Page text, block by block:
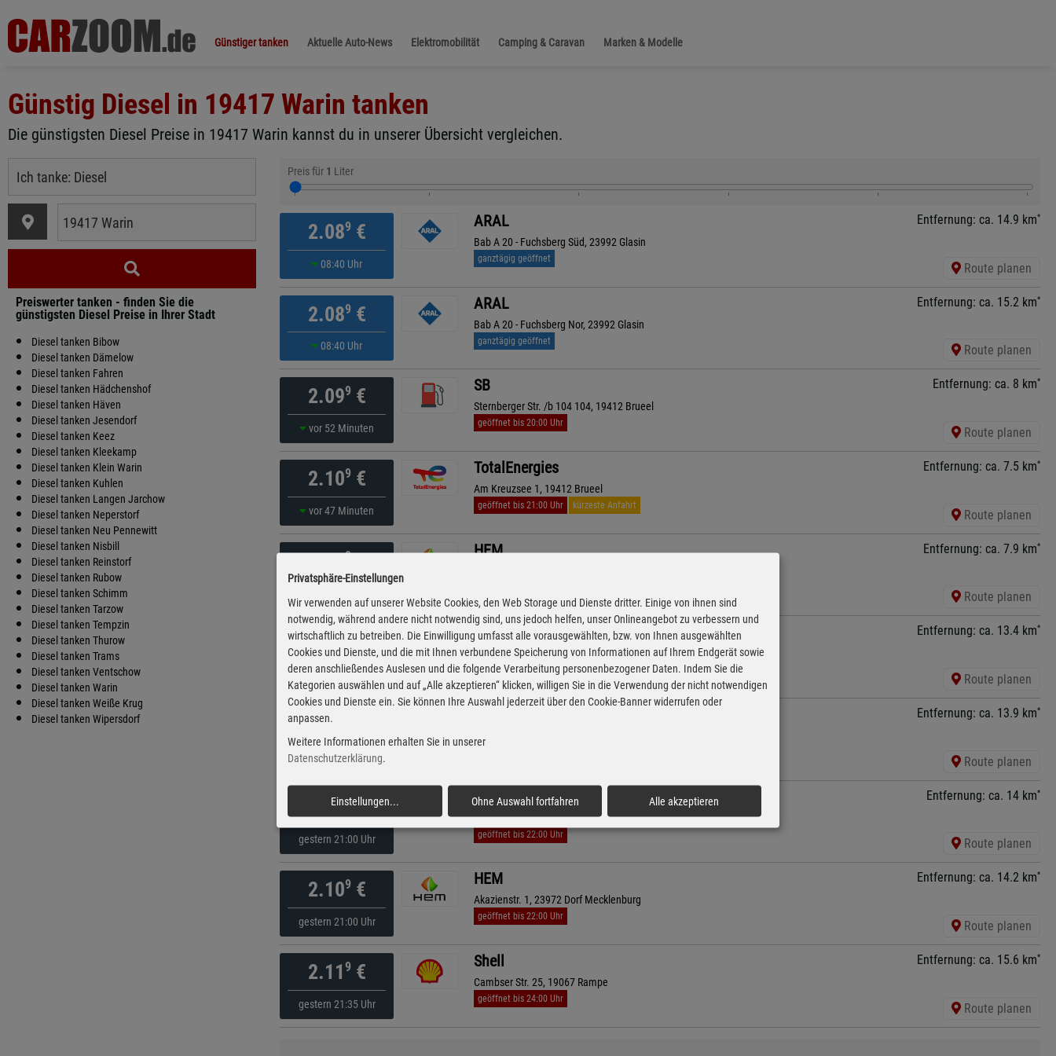
Günstiger tanken Aktuelle Auto-News Elektromobilität Camping & Caravan Marken & Modelle
Günstig Diesel in 19417 Warin tanken
Die günstigsten Diesel Preise in 19417 Warin kannst du in unserer Übersicht vergleichen.
Preiswerter tanken - finden Sie die
günstigsten Diesel Preise in Ihrer Stadt
Diesel tanken Bibow
Diesel tanken Dämelow
Diesel tanken Fahren
Diesel tanken Hädchenshof
Diesel tanken Häven
Diesel tanken Jesendorf
Diesel tanken Keez
Diesel tanken Kleekamp
Diesel tanken Klein Warin
Diesel tanken Kuhlen
Diesel tanken Langen Jarchow
Diesel tanken Neperstorf
Diesel tanken Neu Pennewitt
Diesel tanken Nisbill
Diesel tanken Reinstorf
Diesel tanken Rubow
Diesel tanken Schimm
Diesel tanken Tarzow
Diesel tanken Tempzin
Diesel tanken Thurow
Diesel tanken Trams
Diesel tanken Ventschow
Diesel tanken Warin
Diesel tanken Weiße Krug
Diesel tanken Wipersdorf
Preis für 1 Liter
2.089€
08:40 Uhr
ARAL
Bab A 20 - Fuchsberg Süd, 23992 Glasin
ganztägig geöffnet
Entfernung: ca. 14.9 km*
Route planen
2.089€
08:40 Uhr
ARAL
Bab A 20 - Fuchsberg Nor, 23992 Glasin
ganztägig geöffnet
Entfernung: ca. 15.2 km*
Route planen
2.099€
vor 52 Minuten
SB
Sternberger Str. /b 104 104, 19412 Brueel
geöffnet bis 20:00 Uhr
Entfernung: ca. 8 km*
Route planen
2.109€
vor 47 Minuten
TotalEnergies
Am Kreuzsee 1, 19412 Brueel
geöffnet bis 21:00 Uhr kürzeste Anfahrt
Entfernung: ca. 7.5 km*
Route planen
2.109€ HEM Entfernung: ca. 7.9 km*
Route planen
2.109€
gestern 20:30 Uhr
HEM
Karpendiek 1, 23970 Kritzow
ganztägig geöffnet
Entfernung: ca. 13.4 km*
Route planen
2.10
vor 47 Minuten
TotalEnergies Entfernung: ca. 13.9 km*
Route planen
2.109€
gestern 21:00 Uhr
Sprint
An Der Bundesstraße 12, 23996 Niendorf
geöffnet bis 22:00 Uhr
Entfernung: ca. 14 km*
Route planen
2.109€
gestern 21:00 Uhr
HEM
Akazienstr. 1, 23972 Dorf Mecklenburg
geöffnet bis 22:00 Uhr
Entfernung: ca. 14.2 km*
Route planen
2.11 9€
gestern 21:35 Uhr
Shell
Cambser Str. 25, 19067 Rampe
geöffnet bis 24:00 Uhr
Entfernung: ca. 15.6 km*
Route planen
Privatsphäre-Einstellungen
Wir verwenden auf unserer Website Cookies, den Web Storage und Dienste dritter. Einige von ihnen sind
notwendig, während andere nicht notwendig sind, uns jedoch helfen, unser Onlineangebot zu verbessern und
wirtschaftlich zu betreiben. Die Einwilligung umfasst alle vorausgewählten, bzw. von Ihnen ausgewählten
Cookies und Dienste, und die mit Ihnen verbundene Speicherung von Informationen auf Ihrem Endgerät sowie
deren anschließendes Auslesen und die folgende Verarbeitung personenbezogener Daten. Indem Sie die
Kategorien auswählen und auf „Alle akzeptieren“ klicken, willigen Sie in die Verwendung der nicht notwendigen
Cookies und Dienste ein. Sie können Ihre Auswahl jederzeit über den Cookie-Banner widerrufen oder
anpassen.
Weitere Informationen erhalten Sie in unserer
Datenschutzerklärung.
Einstellungen... Ohne Auswahl fortfahren Alle akzeptieren